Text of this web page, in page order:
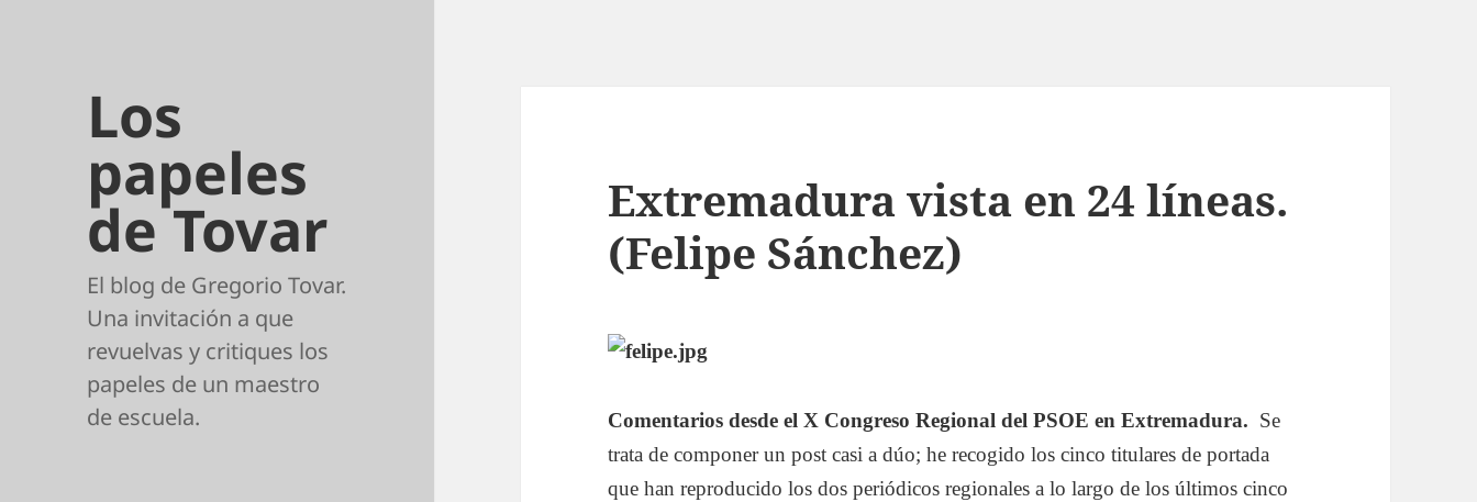
Los
papeles
de Tovar
El blog de Gregorio Tovar.
Una invitación a que
revuelvas y critiques los
papeles de un maestro
de escuela.
Extremadura vista en 24 líneas.
(Felipe Sánchez)
Comentarios desde el X Congreso Regional del PSOE en Extremadura. Se
trata de componer un post casi a dúo; he recogido los cinco titulares de portada
que han reproducido los dos periódicos regionales a lo largo de los últimos cinco